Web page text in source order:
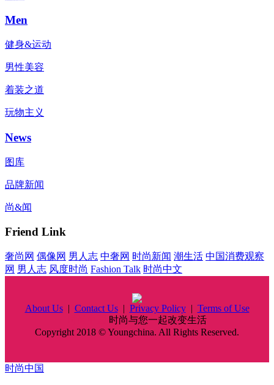
Men
健身&运动
男性美容
着装之道
玩物主义
News
图库
品牌新闻
尚&闻
Friend Link
奢尚网 偶像网 男人志 中奢网 时尚新闻 潮生活 中国消费观察
网 男人志 风度时尚 Fashion Talk 时尚中文
About Us| Contact Us| Privacy Policy| Terms of Use
时尚与您一起改变生活
Copyright 2018 © Youngchina. All Rights Reserved.
时尚中国